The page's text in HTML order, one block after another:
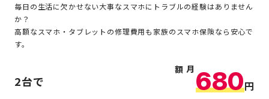
毎日の生活に欠かせない大事なスマホにトラブルの経験はありません
か？
高額なスマホ・タブレットの修理費用も家族のスマホ保険なら安心で
す。
2台で
月額 680円